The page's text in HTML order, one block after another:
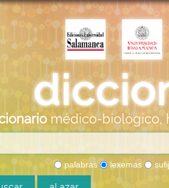
médico-biológico,
palabras lexemas